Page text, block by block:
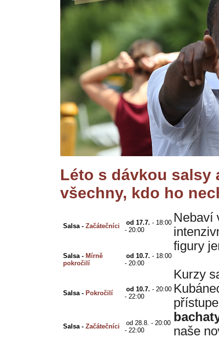
Léto s dávkou salsy
všechny, kdo ho
Salsa - Začátečníci od 17.7. - 18:00
- 20:00
Nebaví
figury
Kurzy
naše
Salsa - Mírně
pokročilí
od 10.7. - 18:00
- 20:00
Salsa - Pokročilí
od 10.7. - 20:00
- 22:00
Salsa - Začátečníci
od 28.8. - 20:00
- 22:00